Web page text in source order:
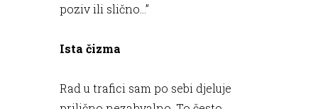
poziv ili slično…”
Ista čizma
Rad u trafici sam po sebi djeluje